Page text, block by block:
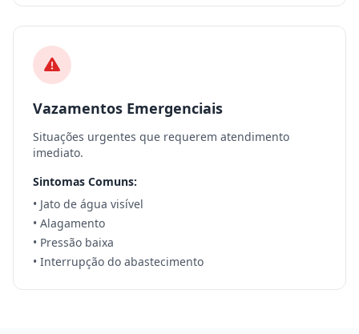
Vazamentos Emergenciais
Situações urgentes que requerem atendimento
imediato.
Sintomas Comuns:
• Jato de água visível
• Alagamento
• Pressão baixa
• Interrupção do abastecimento